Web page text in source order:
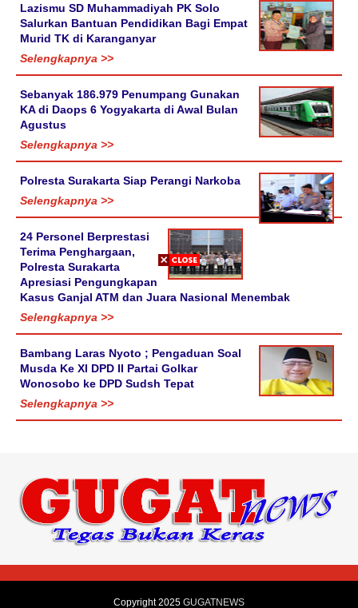
Lazismu SD Muhammadiyah PK Solo
Salurkan Bantuan Pendidikan Bagi Empat
Murid TK di Karanganyar
Selengkapnya >>
Sebanyak 186.979 Penumpang Gunakan
KA di Daops 6 Yogyakarta di Awal Bulan
Agustus
Selengkapnya >>
Polresta Surakarta Siap Perangi Narkoba
Selengkapnya >>
24 Personel Berprestasi
Terima Penghargaan,
Polresta Surakarta
Apresiasi Pengungkapan
Kasus Ganjal ATM dan Juara Nasional Menembak
Selengkapnya >>
Bambang Laras Nyoto ; Pengaduan Soal
Musda Ke XI DPD II Partai Golkar
Wonosobo ke DPD Sudsh Tepat
Selengkapnya >>
Copyright 2025 GUGATNEWS